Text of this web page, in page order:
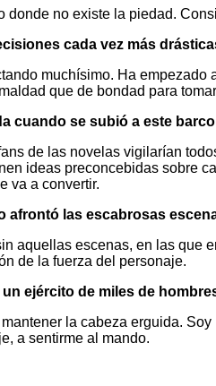
donde no existe la piedad.
cada vez más
muchísimo. Ha
que de bondad para
cuando se subió a este
de las novelas vigilarían
ideas preconcebidas sobre
va a convertir.
afrontó las escabrosas
aquellas escenas, en las que
de la fuerza del personaje.
ejército de miles de
la cabeza erguida.
a sentirme al mando.